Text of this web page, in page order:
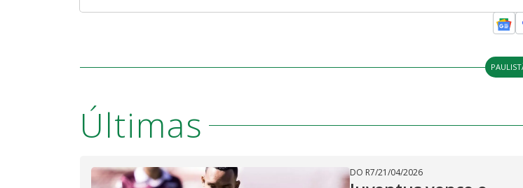
Últimas
DO R7/21/04/2026